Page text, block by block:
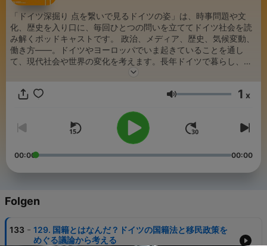
「ドイツ深掘り 点を繋いで見るドイツの姿」は、時事問題や文
化、歴史を入り口に、毎回ひとつの問いを立ててドイツ社会を読
み解くポッドキャストです。 政治、メディア、歴史、気候変動、
働き方――。ドイツやヨーロッパでいま起きていることを通し
て、現代社会や世界の変化を考えます。長年ドイツで暮らし、
日々現地メディアに触れる沢辺ゆりさんの解説を、ベルリン在住
組への感想などは doitsu.media@gmail.com までメールでお寄せ
年間ドイツの大学に公費留学。その後も日本には帰らずドイツで
就職し、ドイツの大学や日系企業に長年勤務。現在はフランクフ
ルト在住。すでにドイツで生活している年数の方が長い。1957年
生まれ。 美濃部遊 小学校のうち2年間をドイツ・ミュンヘンの現
ン在住。1996年生まれ。
Lautstärke 1 x
00:00 00:00
Folgen
133 - 129. 国籍とはなんだ？ドイツの国籍法と移民政策を
めぐる議論から考える